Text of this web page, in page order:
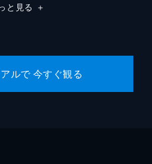
と見る ＋
ルで 今すぐ観る